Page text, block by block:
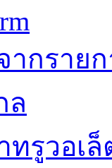
กราย
ล
ทรูวอเล็